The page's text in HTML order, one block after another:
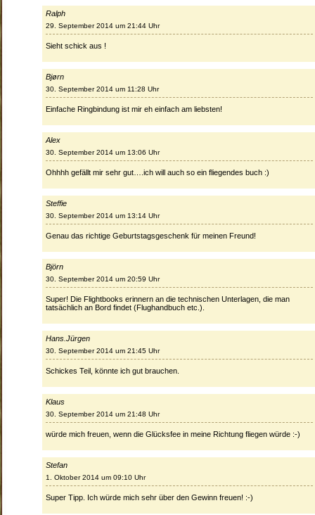
Ralph
29. September 2014 um 21:44 Uhr
Sieht schick aus !
Bjørn
30. September 2014 um 11:28 Uhr
Einfache Ringbindung ist mir eh einfach am liebsten!
Alex
30. September 2014 um 13:06 Uhr
Ohhhh gefällt mir sehr gut….ich will auch so ein fliegendes buch :)
Steffie
30. September 2014 um 13:14 Uhr
Genau das richtige Geburtstagsgeschenk für meinen Freund!
Björn
30. September 2014 um 20:59 Uhr
Super! Die Flightbooks erinnern an die technischen Unterlagen, die man
tatsächlich an Bord findet (Flughandbuch etc.).
Hans.Jürgen
30. September 2014 um 21:45 Uhr
Schickes Teil, könnte ich gut brauchen.
Klaus
30. September 2014 um 21:48 Uhr
würde mich freuen, wenn die Glücksfee in meine Richtung fliegen würde :-)
Stefan
1. Oktober 2014 um 09:10 Uhr
Super Tipp. Ich würde mich sehr über den Gewinn freuen! :-)